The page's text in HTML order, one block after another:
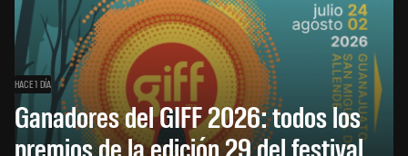
HACE 1 DÍA
Ganadores del GIFF 2026: todos los
premios de la edición 29 del festival